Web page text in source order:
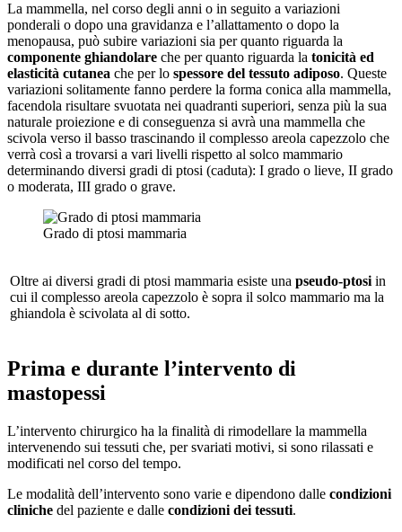
La mammella, nel corso degli anni o in seguito a variazioni
ponderali o dopo una gravidanza e l’allattamento o dopo la
menopausa, può subire variazioni sia per quanto riguarda la
componente ghiandolare che per quanto riguarda la tonicità ed
elasticità cutanea che per lo spessore del tessuto adiposo. Queste
variazioni solitamente fanno perdere la forma conica alla mammella,
facendola risultare svuotata nei quadranti superiori, senza più la sua
naturale proiezione e di conseguenza si avrà una mammella che
scivola verso il basso trascinando il complesso areola capezzolo che
verrà così a trovarsi a vari livelli rispetto al solco mammario
determinando diversi gradi di ptosi (caduta): I grado o lieve, II grado
o moderata, III grado o grave.
Grado di ptosi mammaria
Oltre ai diversi gradi di ptosi mammaria esiste una pseudo-ptosiin
cui il complesso areola capezzolo è sopra il solco mammario ma la
ghiandola è scivolata al di sotto.
Prima e durante l’intervento di
mastopessi
L’intervento chirurgico ha la finalità di rimodellare la mammella
intervenendo sui tessuti che, per svariati motivi, si sono rilassati e
modificati nel corso del tempo.
Le modalità dell’intervento sono varie e dipendono dalle condizioni
cliniche del paziente e dalle condizioni dei tessuti.